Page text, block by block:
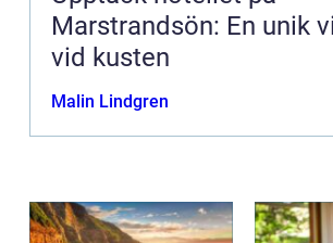
Marstrandsön: En unik
vid kusten
Malin Lindgren